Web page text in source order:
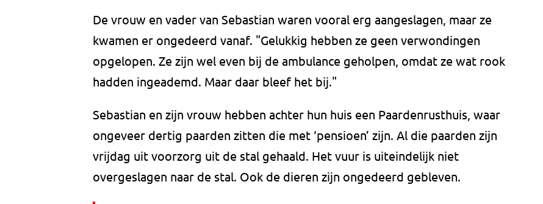
De vrouw en vader van Sebastian waren vooral erg aangeslagen, maar ze
kwamen er ongedeerd vanaf. "Gelukkig hebben ze geen verwondingen
opgelopen. Ze zijn wel even bij de ambulance geholpen, omdat ze wat rook
hadden ingeademd. Maar daar bleef het bij."
Sebastian en zijn vrouw hebben achter hun huis een Paardenrusthuis, waar
ongeveer dertig paarden zitten die met ‘pensioen’ zijn. Al die paarden zijn
vrijdag uit voorzorg uit de stal gehaald. Het vuur is uiteindelijk niet
overgeslagen naar de stal. Ook de dieren zijn ongedeerd gebleven.